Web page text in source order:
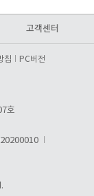
고객센터
침 PC버전
호